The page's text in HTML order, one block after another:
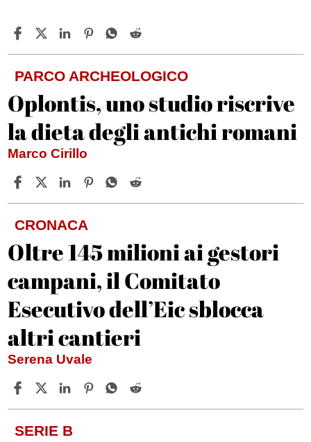
PARCO ARCHEOLOGICO
Oplontis, uno studio riscrive
la dieta degli antichi romani
Marco Cirillo
CRONACA
Oltre 145 milioni ai gestori
campani, il Comitato
Esecutivo dell’Eic sblocca
altri cantieri
Serena Uvale
SERIE B